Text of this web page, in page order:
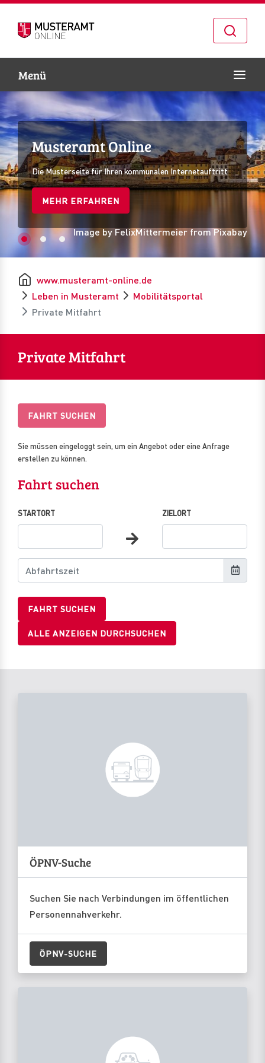
Zur Navigation springen
Zum Inhalt springen
Menü
Musteramt Online
Die Musterseite für Ihren kommunalen Internetauftritt
MEHR ERFAHREN
Image by FelixMittermeier from Pixabay
Musteramt Online
Die Musterseite für Ihren kommunalen Internetauftritt
MEHR ERFAHREN
Musteramt Online
Die Musterseite für Ihren kommunalen Internetauftritt
MEHR ERFAHREN
www.musteramt-online.de
Leben in Musteramt
Mobilitätsportal
Private Mitfahrt
Private Mitfahrt
FAHRT SUCHEN
Sie müssen eingeloggt sein, um ein Angebot oder eine Anfrage
erstellen zu können.
Fahrt suchen
STARTORT ZIELORT
ÖPNV-Suche
Suchen Sie nach Verbindungen im öffentlichen
Personennahverkehr.
ÖPNV-SUCHE